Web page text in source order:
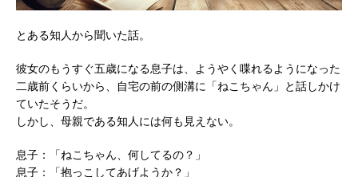
とある知人から聞いた話。
彼女のもうすぐ五歳になる息子は、ようやく喋れるようになった
二歳前くらいから、自宅の前の側溝に「ねこちゃん」と話しかけ
ていたそうだ。
しかし、母親である知人には何も見えない。
息子：「ねこちゃん、何してるの？」
息子：「抱っこしてあげようか？」